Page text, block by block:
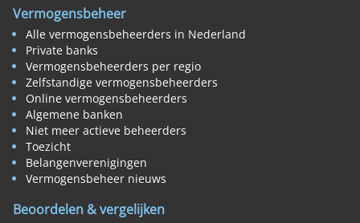
Vermogensbeheer
Alle vermogensbeheerders in Nederland
Private banks
Vermogensbeheerders per regio
Zelfstandige vermogensbeheerders
Online vermogensbeheerders
Algemene banken
Niet meer actieve beheerders
Toezicht
Belangenverenigingen
Vermogensbeheer nieuws
Beoordelen & vergelijken